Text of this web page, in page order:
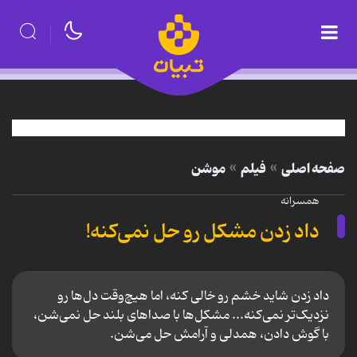
صفحه اصلی فیلم موشن
همسرانه
داد زدن مشکل رو حل نمی‌کنه!
داد زدن شاید خشم رو خالی کنه، اما هیچ‌وقت دل‌ها رو
نزدیک‌تر نمی‌کنه... مشکل‌ها با صداهای بلند حل نمی‌شن،
با گوش دادن، همدلی و آرامش حل می‌شن.